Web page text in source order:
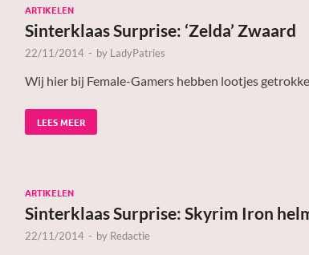
ARTIKELEN
Sinterklaas Surprise: ‘Zelda’ Zwaard
22/11/2014 - by LadyPatries
Wij hier bij Female-Gamers hebben lootjes
LEES MEER
ARTIKELEN
Sinterklaas Surprise: Skyrim Iron
22/11/2014 - by Redactie